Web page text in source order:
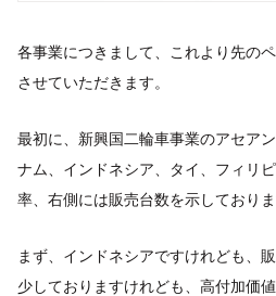
各事業につきまして、これより先の
させていただきます。
最初に、新興国二輪車事業のアセア
ナム、インドネシア、タイ、フィリ
率、右側には販売台数を示しておりま
まず、インドネシアですけれども、
少しておりますけれども、高付加価